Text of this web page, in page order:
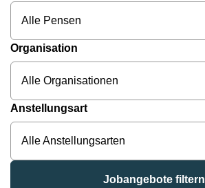
Alle Pensen
Organisation
Alle Organisationen
Anstellungsart
Alle Anstellungsarten
Jobangebote filtern